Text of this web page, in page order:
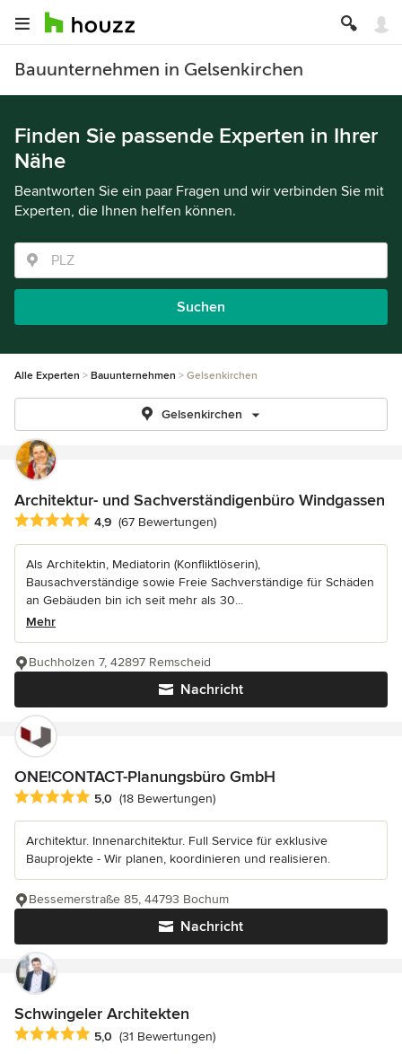
Bauunternehmen in Gelsenkirchen
Finden Sie passende Experten in Ihrer
Nähe
Beantworten Sie ein paar Fragen und wir verbinden Sie mit
Experten, die Ihnen helfen können.
Suchen
Alle Experten Bauunternehmen Gelsenkirchen
Gelsenkirchen
Architektur- und Sachverständigenbüro Windgassen
Durchschnittliche Bewertung: 4.9 von 5 Sternen
4,9 (67 Bewertungen)
Als Architektin, Mediatorin (Konfliktlöserin),
Bausachverständige sowie Freie Sachverständige für Schäden
an Gebäuden bin ich seit mehr als 30...
Mehr
Nachricht
Buchholzen 7, 42897 Remscheid
ONE!CONTACT-Planungsbüro GmbH
Durchschnittliche Bewertung: 5 von 5 Sternen
5,0 (18 Bewertungen)
Architektur. Innenarchitektur. Full Service für exklusive
Bauprojekte - Wir planen, koordinieren und realisieren.
Nachricht
Bessemerstraße 85, 44793 Bochum
Schwingeler Architekten
Durchschnittliche Bewertung: 5 von 5 Sternen
5,0 (31 Bewertungen)